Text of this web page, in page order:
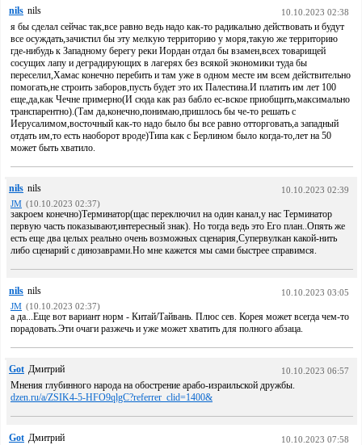
nils nils 10.10.2023 02:38
я бы сделал сейчас так,все равно ведь надо как-то радикально действовать и будут
все осуждать,зачистил бы эту мелкую территорию у моря,такую же территорию
где-нибудь к Западному берегу реки Иордан отдал бы взамен,всех товарищей
сосущих лапу и деградирующих в лагерях без всякой экономики туда бы
переселил,Хамас конечно перебить и там уже в одном месте им всем действительно
помогать,не строить заборов,пусть будет это их Палестина.И платить им лет 100
еще,да,как Чечне примерно(И сюда как раз бабло ес-вское приобщить,максимально
транспарентно).(Там да,конечно,понимаю,пришлось бы че-то решать с
Иерусалимом,восточный как-то надо было бы все равно отторговать,а западный
отдать им,то есть наоборот вроде)Типа как с Берлином было когда-то,лет на 50
может быть хватило.
nils nils
10.10.2023 02:39
JM (10.10.2023 02:37)
закроем конечно)Терминатор(щас переключил на один канал,у нас Терминатор
первую часть показывают,интересный знак). Но тогда ведь это Его план..Опять же
есть еще два целых реально очень возможных сценария,Супервулкан какой-нить
либо сценарий с динозаврами.Но мне кажется мы сами быстрее справимся.
nils nils
10.10.2023 03:05
JM (10.10.2023 02:37)
а да...Еще вот вариант норм - Китай/Тайвань. Плюс сев. Корея может всегда чем-то
порадовать.Эти очаги разжечь и уже может хватить для полного абзаца.
Got Дмитрий 10.10.2023 06:57
Мнения глубинного народа на обострение арабо-израильской дружбы.
dzen.ru/a/ZSIK4-5-HFO9qlgC?referrer_clid=1400&
Got Дмитрий 10.10.2023 07:58